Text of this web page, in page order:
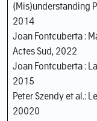
(Mis)understanding
2014
Joan Fontcuberta :
Actes Sud, 2022
Joan Fontcuberta :
2015
Peter Szendy et al.:
20020